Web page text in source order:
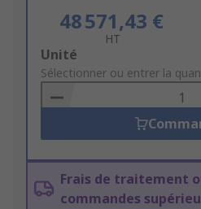
48 571,43 €
HT
Add
to
Basket
Unité
Sélectionner ou entrer la
Frais de traitement
commandes